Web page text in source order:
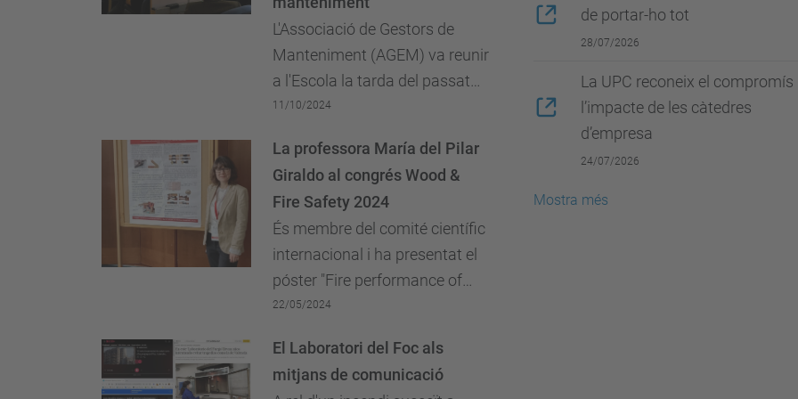
L'Associació de Gestors de
Manteniment (AGEM) va reunir
a l'Escola la tarda del passat
10 d'octubre a professionals de
debatre sobre els reptes que
troben en el...
11/10/2024
És membre del comité científic
internacional i ha presentat el
póster "Fire performance of
epoxy mortar repair system".
La professora María del Pilar
Giraldo al congrés Wood &
Fire Safety 2024
22/05/2024
El Laboratori del Foc als
mitjans de comunicació
de portar-ho tot
28/07/2026
La UPC reconeix el compromís
l’impacte de les càtedres
d’empresa
24/07/2026
Mostra més